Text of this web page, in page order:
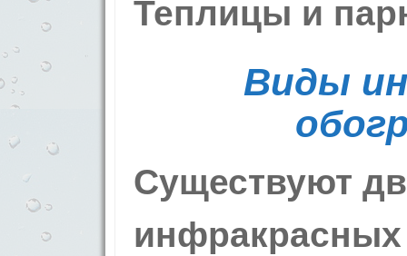
Теплицы и
Виды
Существуют
инфракрасных